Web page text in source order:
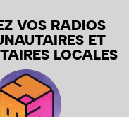
VOS RADIOS
ET
LOCALES